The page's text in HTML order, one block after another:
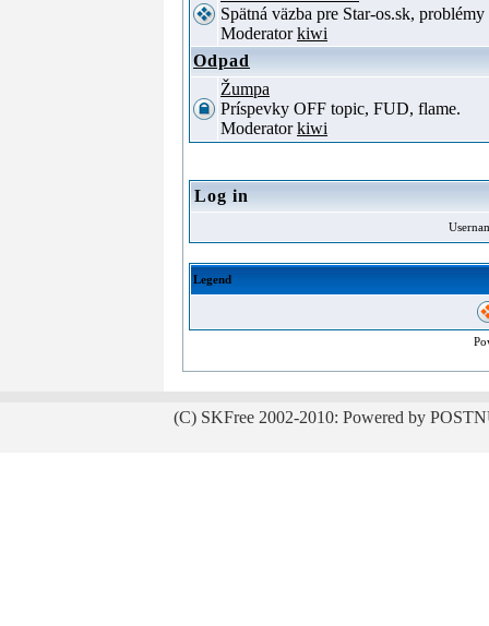
Spätná väzba pre Star-os.sk,
Moderatorkiwi
Odpad
Žumpa
Príspevky OFF topic, FUD, flame.
Moderatorkiwi
Log in
Legend
(C) SKFree 2002-2010: Powered by